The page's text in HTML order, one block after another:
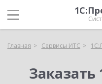
Главная Сервисы ИТС